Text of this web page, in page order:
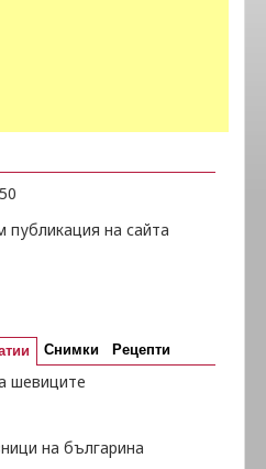
публикация на сайта
Снимки Рецепти
шевиците
на българина